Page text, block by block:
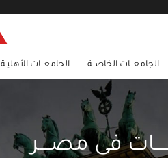
الجامعــات الخاصــة الجامعــات الأهليـة
فى مصــــر